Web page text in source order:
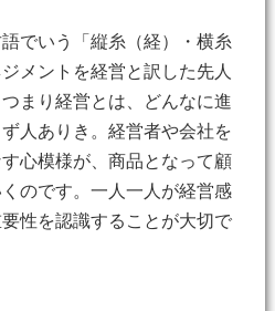
でいう「縦糸（経）・横糸
メントを経営と訳した先人
まり経営とは、どんなに進
人ありき。経営者や会社を
心模様が、商品となって顧
のです。一人一人が経営感
性を認識することが大切で